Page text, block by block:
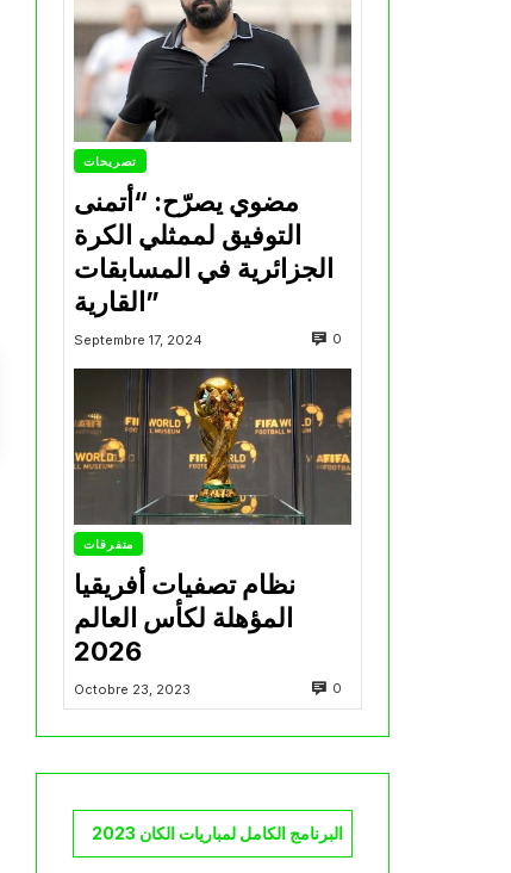
تصريحات
مضوي يصرّح: “أتمنى
التوفيق لممثلي الكرة
الجزائرية في المسابقات
القارية”
Septembre 17, 2024 0
متفرقات
نظام تصفيات أفريقيا
المؤهلة لكأس العالم
2026
Octobre 23, 2023 0
البرنامج الكامل لمباريات الكان 2023